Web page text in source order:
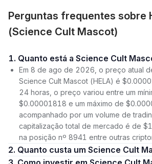
Perguntas frequentes sobre
(Science Cult Mascot)
1. Quanto está a Science Cult
Em 8 de ago de 2026, o preço atual
Science Cult Mascot (HELA) é
24 horas, o preço variou entre um
$0.00001818 e um máximo de
acompanhado por um volume de
capitalização total de mercado é de
na posição nº 8941 entre outras
2. Quanto custa um Science Cult